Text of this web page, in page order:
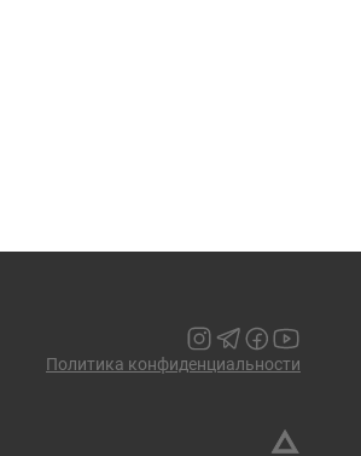
Политика конфиденциальности